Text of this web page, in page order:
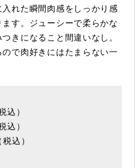
れた瞬間肉感をしっかり感
す。ジューシーで柔らかな
きになること間違いなし。
で肉好きにはたまらない一
）
）
）